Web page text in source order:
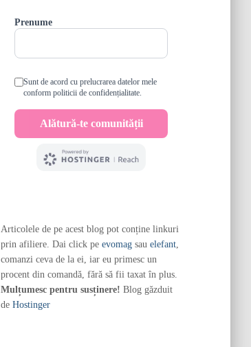
Articolele de pe acest blog pot conține linkuri
prin afiliere. Dai click pe evomagsau elefant,
comanzi ceva de la ei, iar eu primesc un
procent din comandă, fără să fii taxat în plus.
Mulțumesc pentru susținere! Blog găzduit
de Hostinger